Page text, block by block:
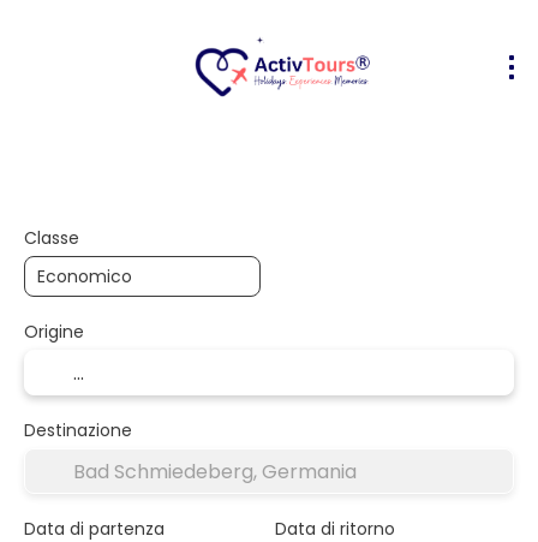
Classe
Origine
Destinazione
Data di partenza Data di ritorno